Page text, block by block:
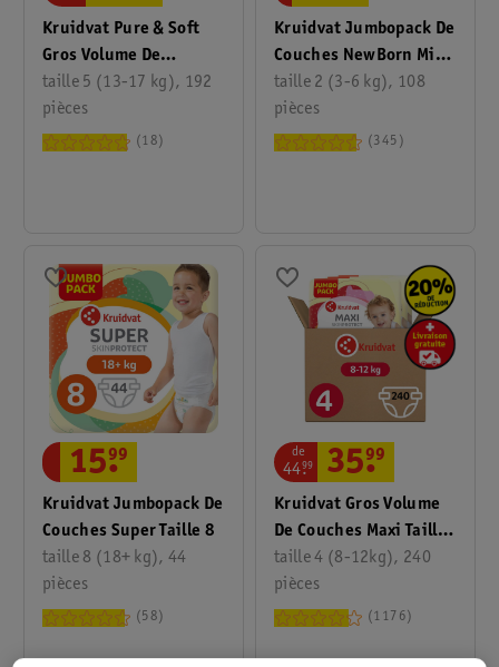
Kruidvat Pure & Soft
Gros Volume De
Couches Taille 5
taille 5 (13-17 kg), 192
pièces
18
Kruidvat Jumbopack De
Couches NewBorn Mini
Taille 2
taille 2 (3-6 kg), 108
pièces
345
Kruidvat Jumbopack De
Couches Super Taille 8
taille 8 (18+ kg), 44
pièces
15.
99
58
Kruidvat Gros Volume
De Couches Maxi Taille
4
taille 4 (8-12kg), 240
pièces
de
44.
99 35.
99
1176